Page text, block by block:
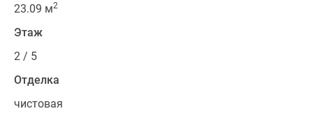
23.09 м2
Этаж
2 / 5
Отделка
чистовая